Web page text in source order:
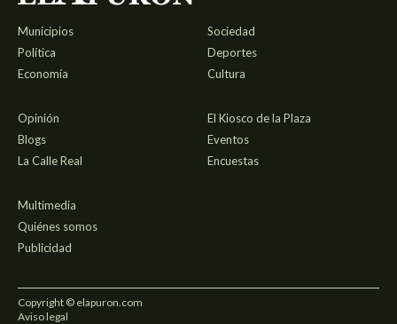
Municipios
Política
Economía
Sociedad
Deportes
Cultura
Opinión
Blogs
La Calle Real
El Kiosco de la Plaza
Eventos
Encuestas
Multimedia
Quiénes somos
Publicidad
Copyright © elapuron.com
Aviso legal